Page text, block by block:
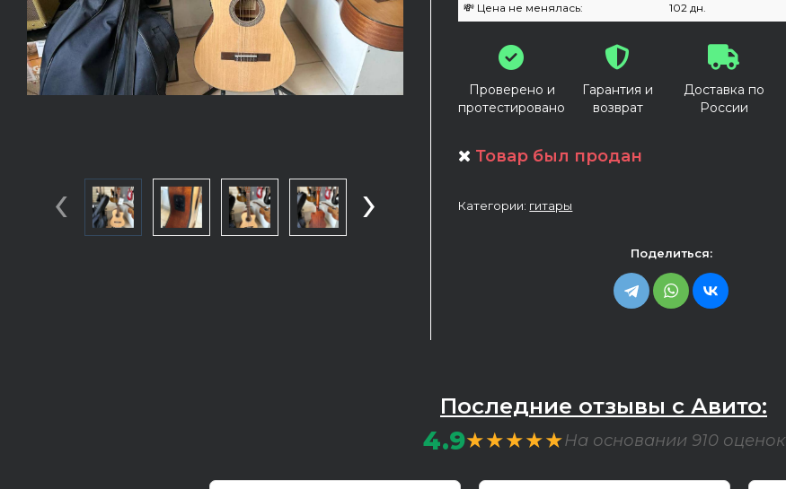
‹ ›
💸 Цена не менялась: 102 дн.
Проверено и
протестировано
Гарантия и
возврат
Доставка по
России
Товар был продан
Категории: гитары
Поделиться:
Последние отзывы с Авито:
4.9★★★★★На основании 910 оценок